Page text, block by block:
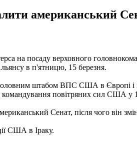
американський
на посаду верховного
в п'ятницю, 15 березня.
штабом ВПС США в Європі і в
повітряних сил США у
Сенат, після чого він
США в Іраку.